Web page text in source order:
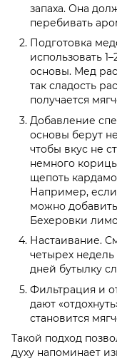
запаха. Она
перебивать
Подготовка
использовать
основы. Мед
так сладость
получается
Добавление
основы берут
чтобы вкус не
немного
щепоть
Например, если
можно
Бехеровки
Настаивание.
четырех
дней бутылку
Фильтрация и
дают
становится
Такой подход
духу напоминает